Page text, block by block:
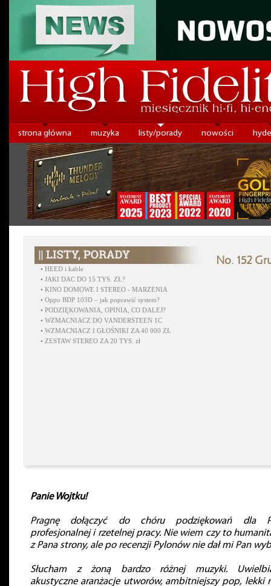
strona główna muzyka listy/porady nowości
No. 152
• HEED i kable
• JAKI DAC DO 15 TYS. ZŁ?
• KINO DOMOWE I STEREO - MARZENIA
• Oppo BDP 103D – jak poprawić system?
• PODZIĘKOWANIA, OPINIA, CO DALEJ?
• WZMACNIACZ DO VANDERSTEEN 1C
• WZMACNIACZ I GŁOŚNIKI ZA 40 000 ZŁ
• ZESTAW STEREO ZA 20 TYS. zł
Panie Wojtku!
Pragnę dołączyć do chóru podziękowań dla
profesjonalnej i rzetelnej pracy. Nie wiem czy to
z Pana strony, ale po recenzji Pylonów nie dał mi Pan
Słucham z żoną bardzo różnej muzyki.
akustyczne aranżacje utworów, ambitniejszy pop, lekki